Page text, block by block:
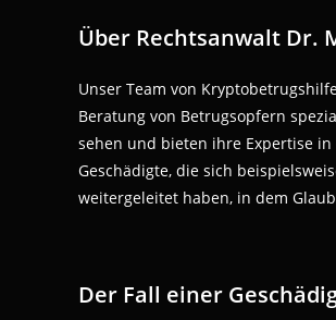
Über Rechtsanwalt Dr.
Unser Team von
Beratung von Betrugsopfern
sehen und bieten ihre Expertise
Geschädigte, die sich
weitergeleitet haben, in dem
Der Fall einer